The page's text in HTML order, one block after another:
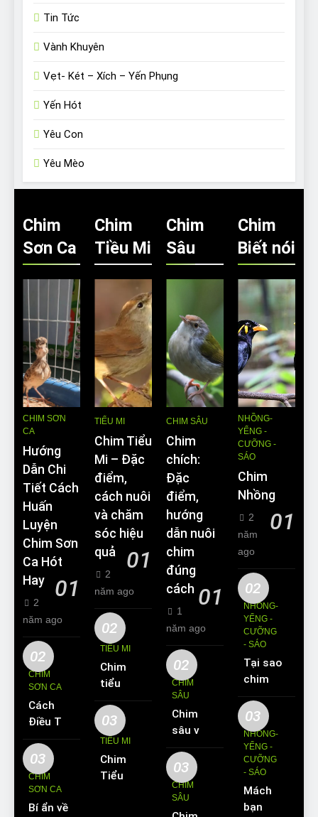
Tin Tức
Vành Khuyên
Vẹt- Két – Xích – Yến Phụng
Yến Hót
Yêu Con
Yêu Mèo
Chim
Sơn Ca
CHIM SƠN
CA
Hướng
Dẫn Chi
Tiết Cách
Huấn
Luyện
Chim Sơn
Ca Hót
Hay
01
2
năm ago
02
CHIM
SƠN CA
Cách
Điều Trị
Hiệu
Quả
Các
Bệnh
Thường
03
CHIM
SƠN CA
Bí ẩn về
Chim
Tiều Mi
TIỂU MI
Chim Tiểu
Mi – Đặc
điểm,
cách nuôi
và chăm
sóc hiệu
quả
01
2
năm ago
02
TIỂU MI
Chim
tiểu mi
ăn gì?
Kinh
nghiệm
chim
tiểu mi
03
TIỂU MI
Chim
Tiểu Mi
Chim
Sâu
CHIM SÂU
Chim
chích:
Đặc
điểm,
hướng
dẫn nuôi
chim
đúng
cách 01
1
năm ago
02
CHIM
SÂU
Chim
sâu và
những
thông
tin cơ
bản về
loài
03
CHIM
SÂU
Chim
Biết nói
NHỒNG-
YỂNG -
CƯỠNG -
SÁO
Chim
Nhồng
01
2
năm
ago
02
NHỒNG-
YỂNG -
CƯỠNG
- SÁO
Tại sao
chim
Sáo lại
được
yêu
thích
nuôi
làm thú
cưng?
03
NHỒNG-
YỂNG -
CƯỠNG
- SÁO
Mách
bạn